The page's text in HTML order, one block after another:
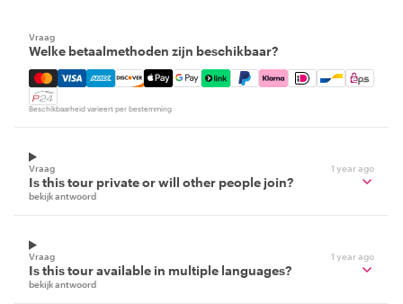
Vraag
Welke betaalmethoden zijn beschikbaar?
Mastercard, Visa, Amex, Discover, Apple Pay, Google
Beschikbaarheid varieert per bestemming
Vraag 1 year ago
Is this tour private or will other people join?
bekijk antwoord
Vraag 1 year ago
Is this tour available in multiple languages?
bekijk antwoord